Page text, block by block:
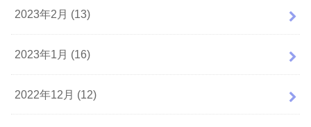
2023年2月 (13)
2023年1月 (16)
2022年12月 (12)